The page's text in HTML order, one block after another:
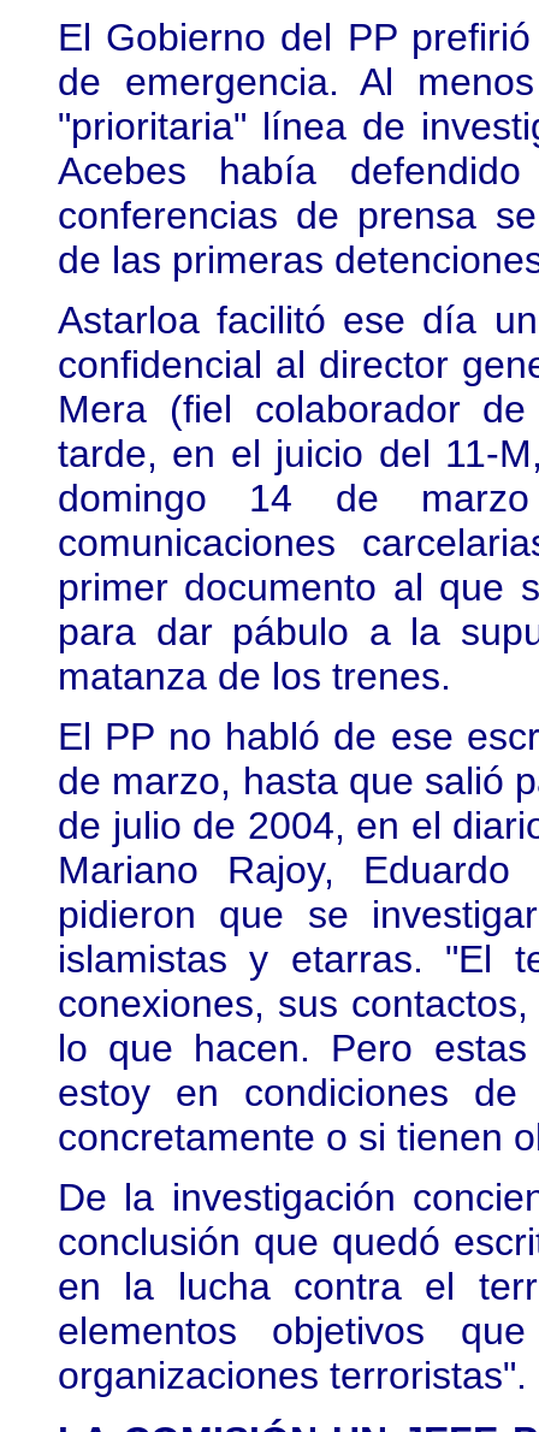
El Gobierno del PP
de emergencia. Al
"prioritaria" línea de
Acebes había
conferencias de prensa
de las primeras
Astarloa facilitó ese día
confidencial al director
Mera (fiel colaborador
tarde, en el juicio del 11-
domingo 14 de
comunicaciones
primer documento al que
para dar pábulo a la
matanza de los trenes.
El PP no habló de ese
de marzo, hasta que salió
de julio de 2004, en el
Mariano Rajoy,
pidieron que se
islamistas y etarras. "El
conexiones, sus
lo que hacen. Pero
estoy en condiciones
concretamente o si tienen
De la investigación
conclusión que quedó
en la lucha contra el
elementos objetivos
organizaciones